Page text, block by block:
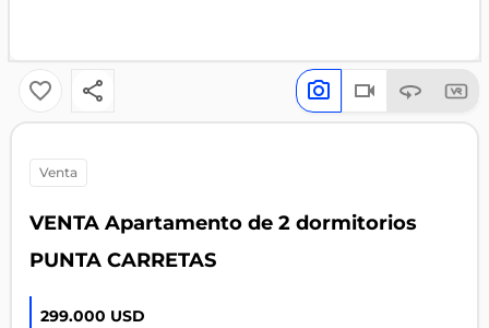
venta
VENTA Apartamento de 2 dormitorios
PUNTA CARRETAS
299.000 USD